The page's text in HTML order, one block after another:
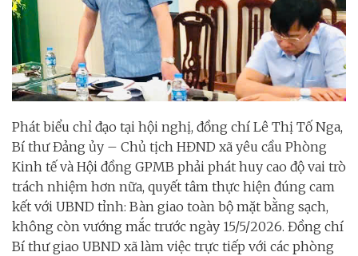
Phát biểu chỉ đạo tại hội nghị, đồng chí Lê Thị Tố Nga,
Bí thư Đảng ủy – Chủ tịch HĐND xã yêu cầu Phòng
Kinh tế và Hội đồng GPMB phải phát huy cao độ vai trò
trách nhiệm hơn nữa, quyết tâm thực hiện đúng cam
kết với UBND tỉnh: Bàn giao toàn bộ mặt bằng sạch,
không còn vướng mắc trước ngày 15/5/2026. Đồng chí
Bí thư giao UBND xã làm việc trực tiếp với các phòng